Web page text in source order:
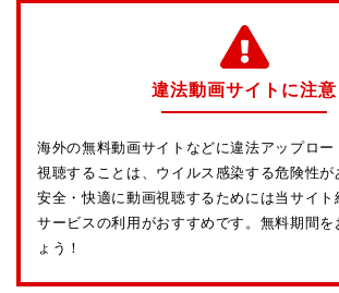
違法動画サイトに注意
海外の無料動画サイトなどに違法アップロー
視聴することは、ウイルス感染する危険性が
安全・快適に動画視聴するためには当サイト
サービスの利用がおすすめです。無料期間を
ょう！